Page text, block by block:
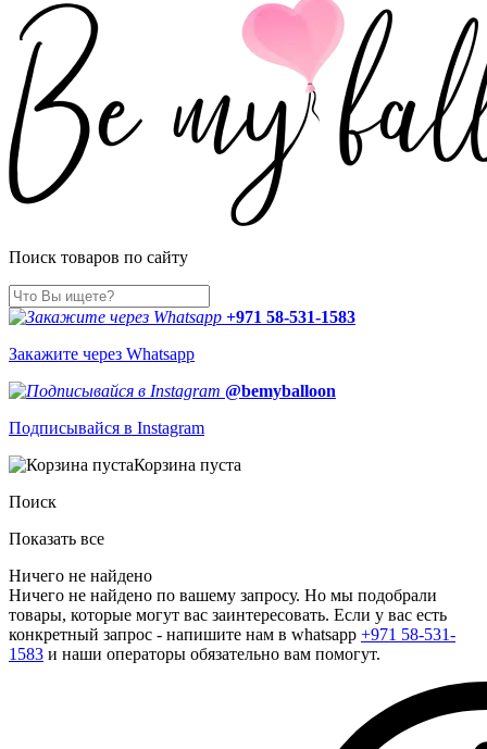
Поиск товаров по сайту
+971 58-531-1583
Закажите через Whatsapp
@bemyballoon
Подписывайся в Instagram
Корзина пуста
Поиск
Показать все
Ничего не найдено
Ничего не найдено по вашему запросу. Но мы подобрали
товары, которые могут вас заинтересовать. Если у вас есть
конкретный запрос - напишите нам в whatsapp +971 58-531-
1583 и наши операторы обязательно вам помогут.